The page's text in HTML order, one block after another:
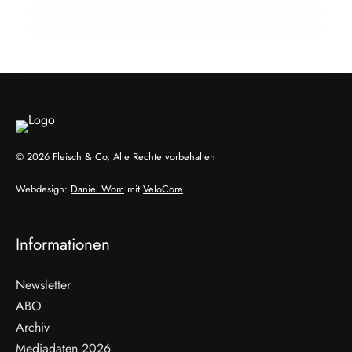
© 2026 Fleisch & Co, Alle Rechte vorbehalten
Webdesign: Daniel Wom mit VeloCore
Informationen
Newsletter
ABO
Archiv
Mediadaten 2026